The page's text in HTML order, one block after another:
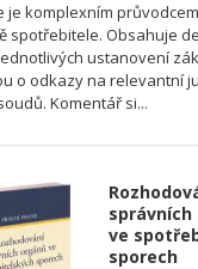
je komplexním
spotřebitele. Obsahuje
ustanovení
o odkazy na relevantní
Komentář si...
správních
ve
sporech